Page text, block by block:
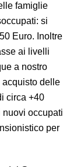
famiglie
si
Euro. Inoltre
ai livelli
a nostro
acquisto delle
circa +40
occupati
per